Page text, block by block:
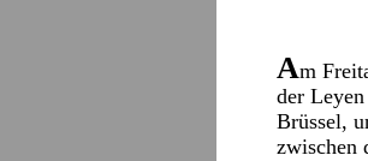
Am
der
Brüssel,
zwischen